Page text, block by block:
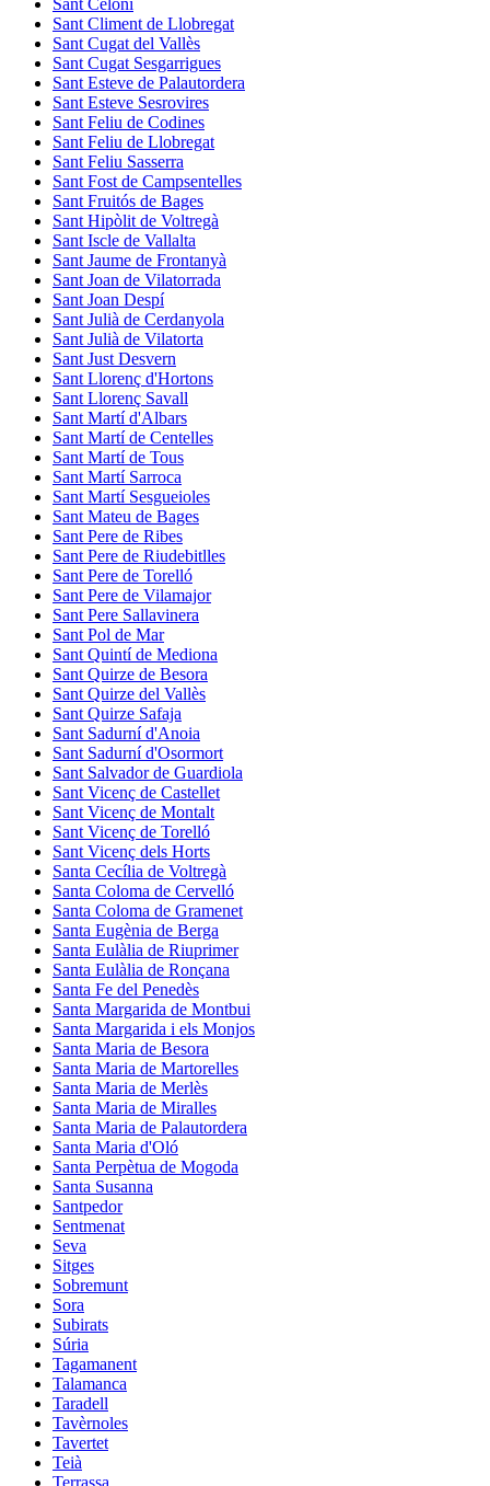
Sant Climent de Llobregat
Sant Cugat del Vallès
Sant Cugat Sesgarrigues
Sant Esteve de Palautordera
Sant Esteve Sesrovires
Sant Feliu de Codines
Sant Feliu de Llobregat
Sant Feliu Sasserra
Sant Fost de Campsentelles
Sant Fruitós de Bages
Sant Hipòlit de Voltregà
Sant Iscle de Vallalta
Sant Jaume de Frontanyà
Sant Joan de Vilatorrada
Sant Joan Despí
Sant Julià de Cerdanyola
Sant Julià de Vilatorta
Sant Just Desvern
Sant Llorenç d'Hortons
Sant Llorenç Savall
Sant Martí d'Albars
Sant Martí de Centelles
Sant Martí de Tous
Sant Martí Sarroca
Sant Martí Sesgueioles
Sant Mateu de Bages
Sant Pere de Ribes
Sant Pere de Riudebitlles
Sant Pere de Torelló
Sant Pere de Vilamajor
Sant Pere Sallavinera
Sant Pol de Mar
Sant Quintí de Mediona
Sant Quirze de Besora
Sant Quirze del Vallès
Sant Quirze Safaja
Sant Sadurní d'Anoia
Sant Sadurní d'Osormort
Sant Salvador de Guardiola
Sant Vicenç de Castellet
Sant Vicenç de Montalt
Sant Vicenç de Torelló
Sant Vicenç dels Horts
Santa Cecília de Voltregà
Santa Coloma de Cervelló
Santa Coloma de Gramenet
Santa Eugènia de Berga
Santa Eulàlia de Riuprimer
Santa Eulàlia de Ronçana
Santa Fe del Penedès
Santa Margarida de Montbui
Santa Margarida i els Monjos
Santa Maria de Besora
Santa Maria de Martorelles
Santa Maria de Merlès
Santa Maria de Miralles
Santa Maria de Palautordera
Santa Maria d'Oló
Santa Perpètua de Mogoda
Santa Susanna
Santpedor
Sentmenat
Seva
Sitges
Sobremunt
Sora
Subirats
Súria
Tagamanent
Talamanca
Taradell
Tavèrnoles
Tavertet
Teià
Terrassa